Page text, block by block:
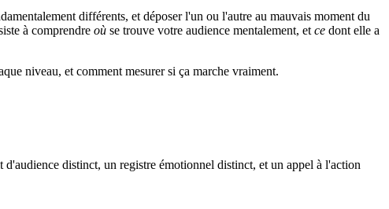
différents, et déposer l'un ou l'autre au mauvais moment du
à comprendre où se trouve votre audience mentalement, et ce dont elle a
niveau, et comment mesurer si ça marche vraiment.
distinct, un registre émotionnel distinct, et un appel à l'action